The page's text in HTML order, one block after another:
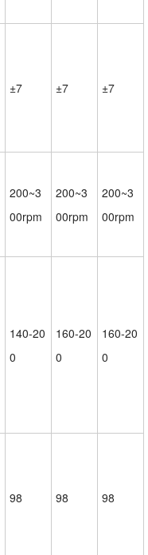
±7 ±7 ±7
200~3
00rpm
200~3
00rpm
200~3
00rpm
140-20
0
160-20
0
160-20
0
98 98 98